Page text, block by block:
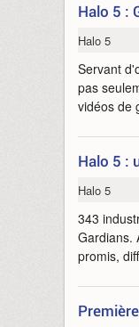
Halo 5 :
Halo 5
Servant
pas
vidéos de
Halo 5 :
Halo 5
343
Gardians.
promis,